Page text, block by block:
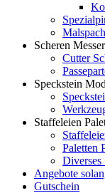
Scheren
Cutter
Speckstein
Staffeleien
Paletten
Diverses
Angebote
Gutschein